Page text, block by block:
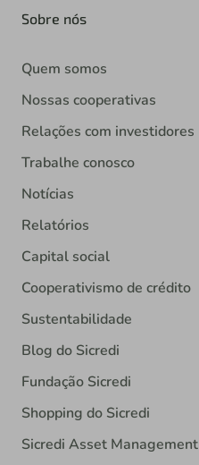
Sobre nós
Quem somos
Nossas cooperativas
Relações com investidores
Trabalhe conosco
Notícias
Relatórios
Capital social
Cooperativismo de crédito
Sustentabilidade
Blog do Sicredi
Fundação Sicredi
Shopping do Sicredi
Sicredi Asset Management